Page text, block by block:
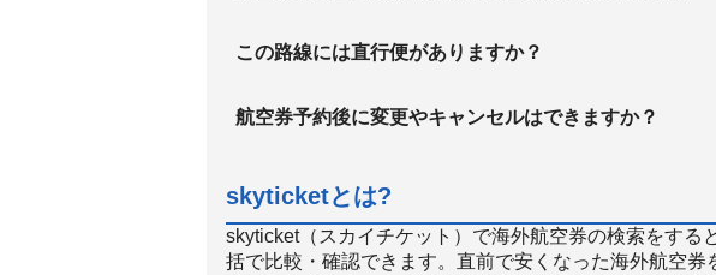
この路線には直行便がありますか？
航空券予約後に変更やキャンセルはできますか？
skyticketとは?
skyticket（スカイチケット）で海外航空券の検索をする
括で比較・確認できます。直前で安くなった海外航空券